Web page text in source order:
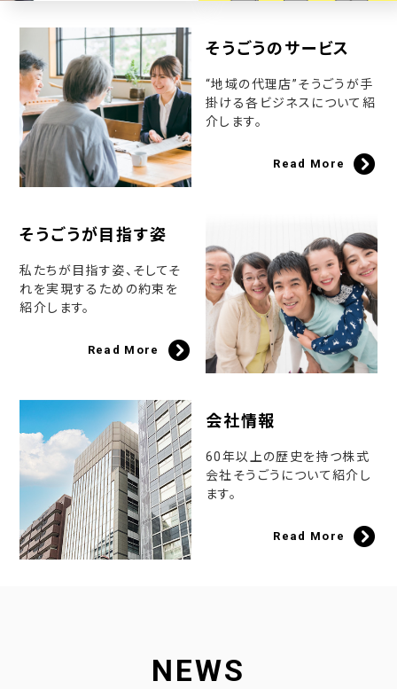
そうごうのサービス
“地域の代理店”そうごうが手
掛ける各ビジネスについて紹
介します。
Read More
そうごうが目指す姿
私たちが目指す姿、そしてそ
れを実現するための約束を
紹介します。
Read More
会社情報
60年以上の歴史を持つ株式
会社そうごうについて紹介し
ます。
Read More
NEWS